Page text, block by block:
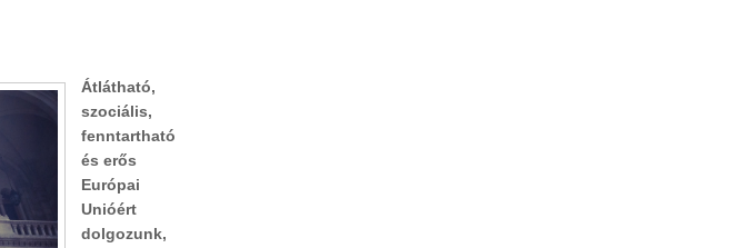
Átlátható,
szociális,
fenntartható
és erős
Európai
Unióért
dolgozunk,